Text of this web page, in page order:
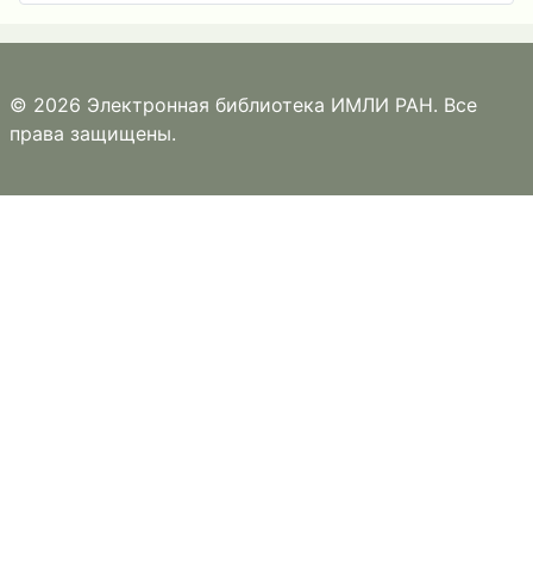
© 2026 Электронная библиотека ИМЛИ РАН. Все
права защищены.